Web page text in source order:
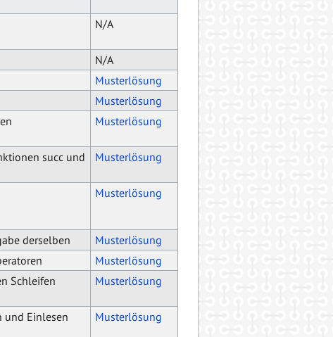
N/A
N/A
Musterlösung
Musterlösung
Musterlösung
succ und
Musterlösung
Musterlösung
derselben
Musterlösung
Musterlösung
Schleifen Musterlösung
und Einlesen
Musterlösung